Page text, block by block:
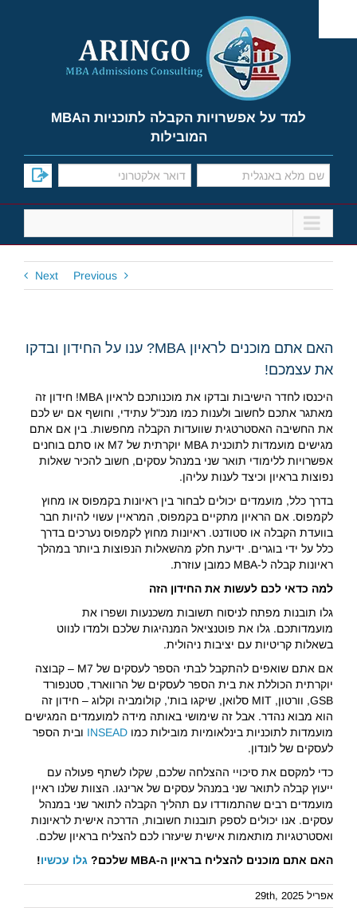
content
למד על אפשרויות הקבלה לתוכניות הMBA
המובילות
Previous
Next
האם אתם מוכנים לראיון MBA? ענו על החידון ובדקו
את עצמכם!
היכנסו לחדר הישיבות ובדקו את מוכנותכם לראיון MBA! חידון זה
מאתגר אתכם לחשוב ולענות כמו מנכ"ל עתידי, וחושף אם יש לכם
את החשיבה האסטרטגית שוועדות הקבלה מחפשות. בין אם אתם
מגישים מועמדות לתוכנית MBA יוקרתית של M7 או סתם בוחנים
אפשרויות ללימודי תואר שני במנהל עסקים, חשוב להכיר שאלות
נפוצות בראיון וכיצד לענות עליהן.
בדרך כלל, מועמדים יכולים לבחור בין ראיונות בקמפוס או מחוץ
לקמפוס. אם הראיון מתקיים בקמפוס, המראיין עשוי להיות חבר
בוועדת הקבלה או סטודנט. ראיונות מחוץ לקמפוס נערכים בדרך
כלל על ידי בוגרים. ידיעת חלק מהשאלות הנפוצות ביותר במהלך
ראיונות קבלה ל-MBA כמובן עוזרת.
למה כדאי לכם לעשות את החידון הזה
גלו תובנות מפתח לניסוח תשובות משכנעות ושפרו את
מועמדותכם. גלו את פוטנציאל המנהיגות שלכם ולמדו לנווט
בשאלות קריטיות עם יציבות ניהולית.
אם אתם שואפים להתקבל לבתי הספר לעסקים של M7 – קבוצה
יוקרתית הכוללת את בית הספר לעסקים של הרווארד, סטנפורד
GSB, וורטון, MIT סלואן, שיקגו בות', קולומביה וקלוג – חידון זה
הוא מבוא נהדר. אבל זה שימושי באותה מידה למועמדים המגישים
מועמדות לתוכניות בינלאומיות מובילות כמו INSEAD ובית הספר
לעסקים של לונדון.
כדי למקסם את סיכויי ההצלחה שלכם, שקלו לשתף פעולה עם
ייעוץ קבלה לתואר שני במנהל עסקים של ארינגו. הצוות שלנו ראיין
מועמדים רבים שהתמודדו עם תהליך הקבלה לתואר שני במנהל
עסקים. אנו יכולים לספק תובנות חשובות, הדרכה אישית לראיונות
ואסטרטגיות מותאמות אישית שיעזרו לכם להצליח בראיון שלכם.
האם אתם מוכנים להצליח בראיון ה-MBA שלכם?
גלו עכשיו!
אפריל 29th, 2025